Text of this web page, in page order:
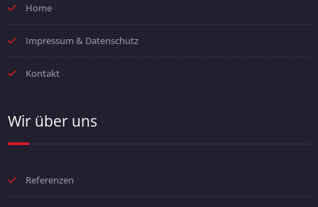
Home
Impressum & Datenschutz
Kontakt
Wir über uns
Referenzen